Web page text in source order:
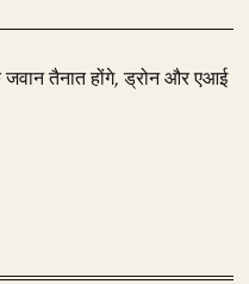
तैनात होंगे, ड्रोन और एआई